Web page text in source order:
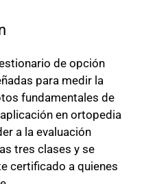
de opción
para medir la
fundamentales de
en ortopedia
a la evaluación
tres clases y se
certificado a quienes